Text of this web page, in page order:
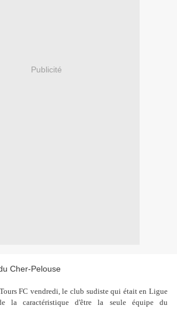
Publicité
FC vendredi, le club sudiste qui était en Ligue
la caractéristique d'être la seule équipe du